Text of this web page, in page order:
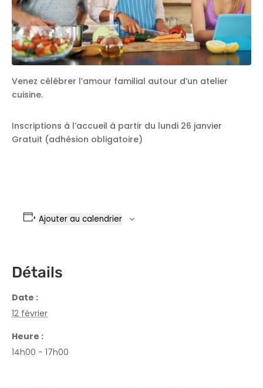
Venez célébrer l’amour familial autour d’un atelier
cuisine.
Inscriptions à l’accueil à partir du lundi 26 janvier
Gratuit (adhésion obligatoire)
Ajouter au calendrier
Détails
Date :
12 février
Heure :
14h00 - 17h00